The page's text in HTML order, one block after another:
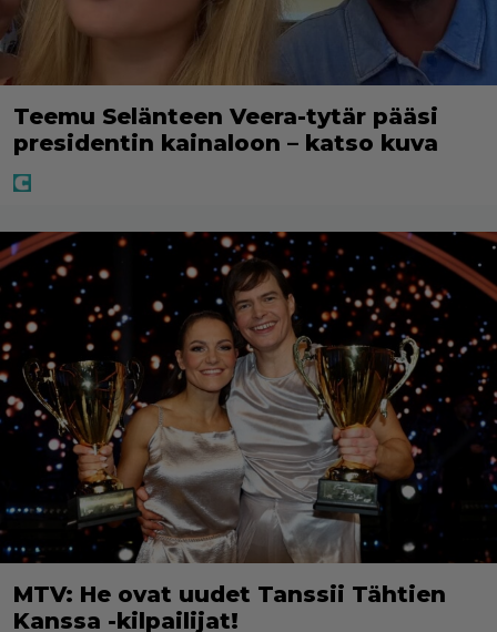
Teemu Selänteen Veera-tytär pääsi
presidentin kainaloon – katso kuva
MTV: He ovat uudet Tanssii Tähtien
Kanssa -kilpailijat!